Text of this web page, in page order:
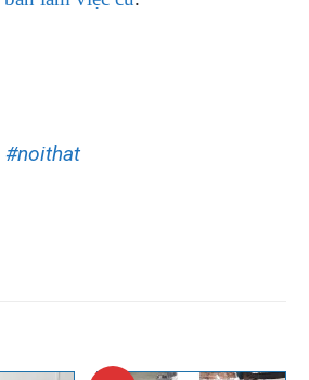
#noithat